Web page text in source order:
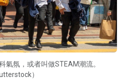
氣氛，或者叫做STEAM潮流。
）